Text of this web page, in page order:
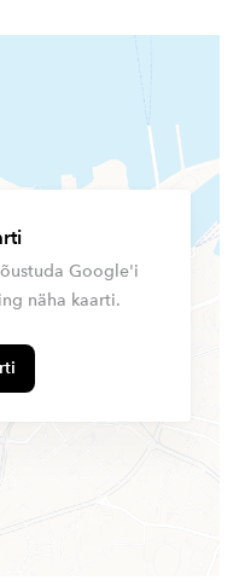
Google'i
näha kaarti.